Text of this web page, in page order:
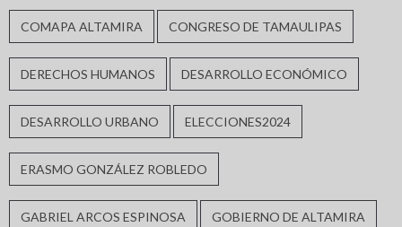
COMAPA ALTAMIRA CONGRESO DE TAMAULIPAS
DERECHOS HUMANOS DESARROLLO ECONÓMICO
DESARROLLO URBANO ELECCIONES2024
ERASMO GONZÁLEZ ROBLEDO
GABRIEL ARCOS ESPINOSA GOBIERNO DE ALTAMIRA